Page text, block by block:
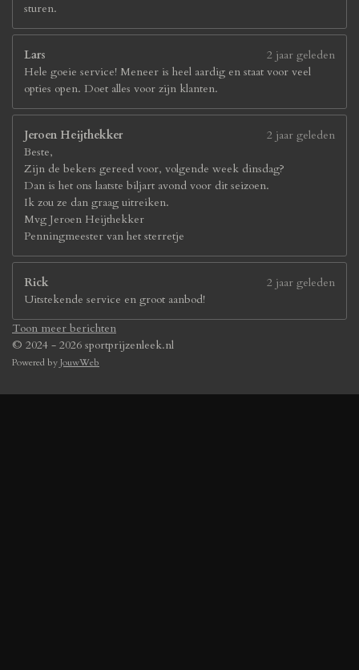
sturen.
Lars
2 jaar geleden
Hele goeie service! Meneer is heel aardig en staat voor veel
opties open. Doet alles voor zijn klanten.
Jeroen Heijthekker
2 jaar geleden
Beste,
Zijn de bekers gereed voor, volgende week dinsdag?
Dan is het ons laatste biljart avond voor dit seizoen.
Ik zou ze dan graag uitreiken.
Mvg Jeroen Heijthekker
Penningmeester van het sterretje
Rick
2 jaar geleden
Uitstekende service en groot aanbod!
Toon meer berichten
© 2024 - 2026 sportprijzenleek.nl
Powered byJouwWeb